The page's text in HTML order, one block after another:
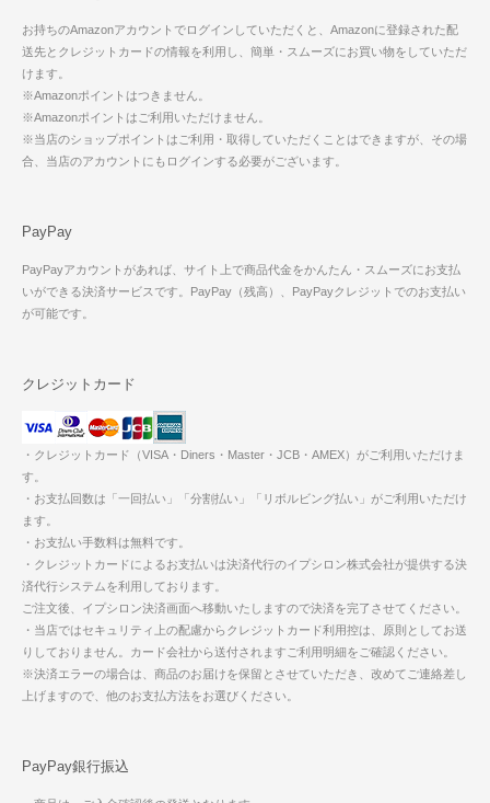
お持ちのAmazonアカウントでログインしていただくと、Amazonに登録された配
送先とクレジットカードの情報を利用し、簡単・スムーズにお買い物をしていただ
けます。
※Amazonポイントはつきません。
※Amazonポイントはご利用いただけません。
※当店のショップポイントはご利用・取得していただくことはできますが、その場
合、当店のアカウントにもログインする必要がございます。
PayPay
PayPayアカウントがあれば、サイト上で商品代金をかんたん・スムーズにお支払
いができる決済サービスです。PayPay（残高）、PayPayクレジットでのお支払い
が可能です。
クレジットカード
・クレジットカード（VISA・Diners・Master・JCB・AMEX）がご利用いただけま
す。
・お支払回数は「一回払い」「分割払い」「リボルビング払い」がご利用いただけ
ます。
・お支払い手数料は無料です。
・クレジットカードによるお支払いは決済代行のイプシロン株式会社が提供する決
済代行システムを利用しております。
ご注文後、イプシロン決済画面へ移動いたしますので決済を完了させてください。
・当店ではセキュリティ上の配慮からクレジットカード利用控は、原則としてお送
りしておりません。カード会社から送付されますご利用明細をご確認ください。
※決済エラーの場合は、商品のお届けを保留とさせていただき、改めてご連絡差し
上げますので、他のお支払方法をお選びください。
PayPay銀行振込